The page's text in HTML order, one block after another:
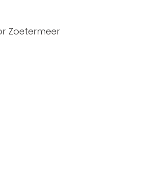
Zoetermeer